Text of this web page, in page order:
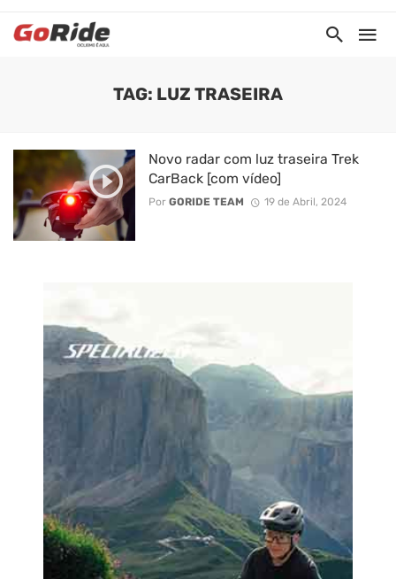
TAG: LUZ TRASEIRA
Novo radar com luz traseira Trek
CarBack [com vídeo]
Por GORIDE TEAM 19 de Abril, 2024